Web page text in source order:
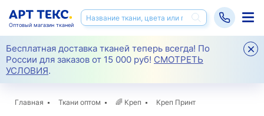
Бесплатная доставка тканей теперь всегда! По
России для заказов от 15 000 руб! СМОТРЕТЬ
УСЛОВИЯ.
Оптовый магазин тканей
Главная Ткани оптом 🌈 Креп Креп Принт